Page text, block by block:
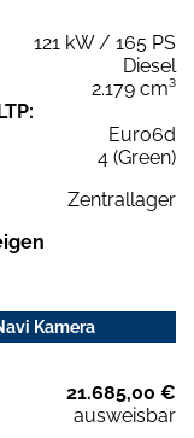
121 kW / 165 PS
Diesel
2.179 cm³
Euro6d
4 (Green)
Zentrallager
Kamera
21.685,00 €
ausweisbar